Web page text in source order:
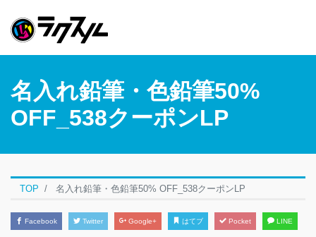
名入れ鉛筆・色鉛筆50%
OFF_538クーポンLP
TOP 名入れ鉛筆・色鉛筆50% OFF_538クーポンLP
Facebook Twitter Google+ はてブ Pocket LINE